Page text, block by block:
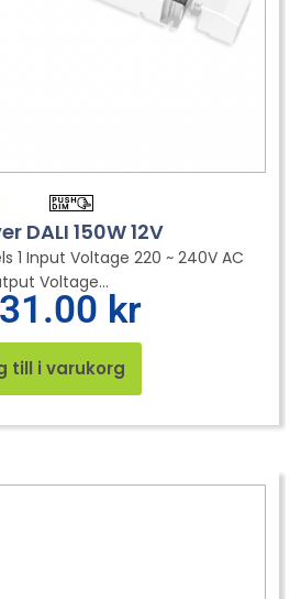
DALI 150W 12V
1 Input Voltage 220 ~ 240V AC
Voltage...
kr
till i varukorg